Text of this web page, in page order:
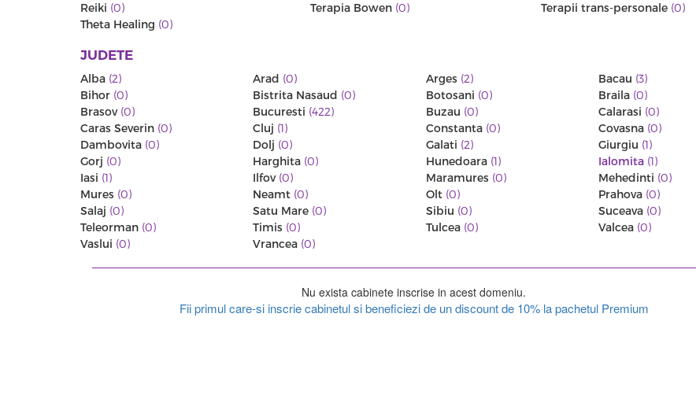
Reiki (0) Terapia Bowen (0) Terapii trans-personale (0)
Theta Healing (0)
JUDETE
Alba (2) Arad (0) Arges (2) Bacau (3)
Bihor (0) Bistrita Nasaud (0) Botosani (0) Braila (0)
Brasov (0) Bucuresti (422) Buzau (0) Calarasi (0)
Caras Severin (0) Cluj (1) Constanta (0) Covasna (0)
Dambovita (0) Dolj (0) Galati (2) Giurgiu (1)
Gorj (0) Harghita (0) Hunedoara (1) Ialomita (1)
Iasi (1) Ilfov (0) Maramures (0) Mehedinti (0)
Mures (0) Neamt (0) Olt (0) Prahova (0)
Salaj (0) Satu Mare (0) Sibiu (0) Suceava (0)
Teleorman (0) Timis (0) Tulcea (0) Valcea (0)
Vaslui (0) Vrancea (0)
Nu exista cabinete inscrise in acest domeniu.
Fii primul care-si inscrie cabinetul si beneficiezi de un discount de 10% la pachetul Premium